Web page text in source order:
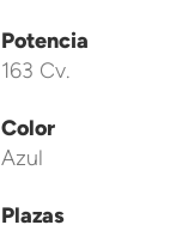
Potencia
163 Cv.
Color
Azul
Plazas